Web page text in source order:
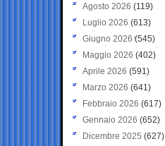
Agosto 2026 (119)
Luglio 2026 (613)
Giugno 2026 (545)
Maggio 2026 (402)
Aprile 2026 (591)
Marzo 2026 (641)
Febbraio 2026 (617)
Gennaio 2026 (652)
Dicembre 2025 (627)